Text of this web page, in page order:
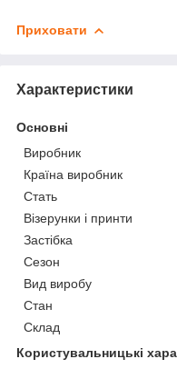
Приховати
Характеристики
Основні
Виробник
Країна виробник
Стать
Візерунки і принти
Застібка
Сезон
Вид виробу
Стан
Склад
Користувальницькі